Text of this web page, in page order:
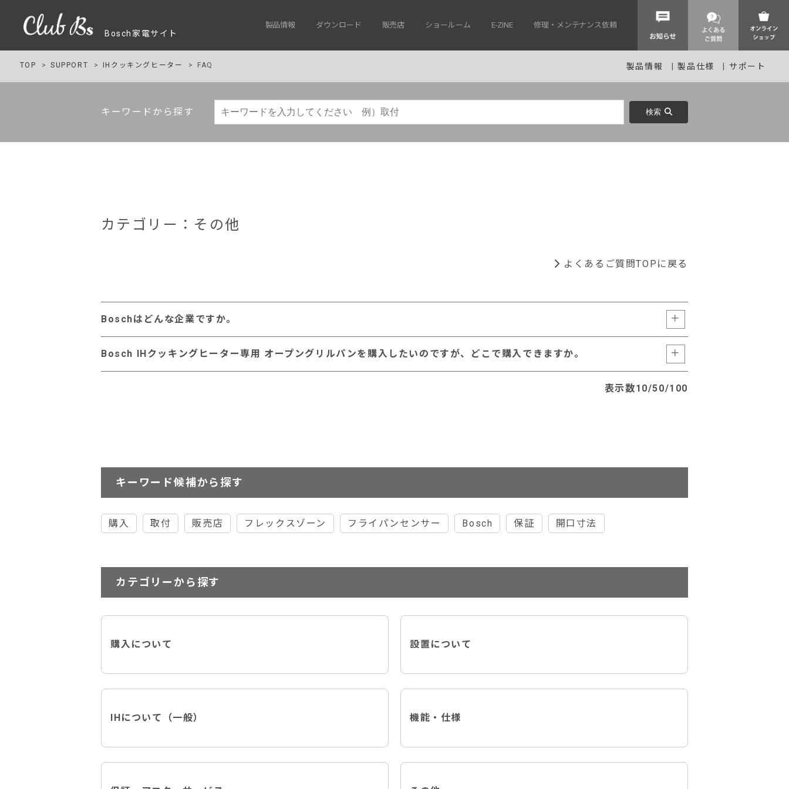
Bosch家電サイト
製品情報 ダウンロード 販売店 ショールーム E-ZINE 修理・メンテナンス依頼
TOP SUPPORT IHクッキングヒーター FAQ 製品情報 製品仕様 サポート
キーワードから探す 検索
カテゴリー：その他
よくあるご質問TOPに戻る
Boschはどんな企業ですか。
Bosch IHクッキングヒーター専用 オープングリルパンを購入したいのですが、どこで購入できますか。
表示数10/50/100
キーワード候補から探す
購入 取付 販売店 フレックスゾーン フライパンセンサー Bosch 保証 開口寸法
カテゴリーから探す
購入について 設置について
IHについて（一般） 機能・仕様